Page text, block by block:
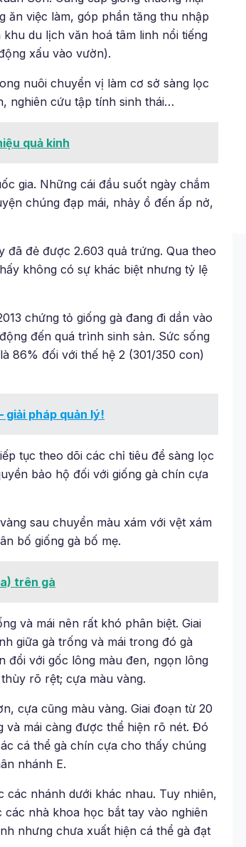
ăn việc làm, góp phần tăng thu nhập
du lịch văn hoá tâm linh nổi tiếng
xấu vào vườn).
nuôi chuyển vị làm cơ sở sàng lọc
nghiên cứu tập tính sinh thái…
quả kinh
gia. Những cái đầu suốt ngày chắm
chúng đạp mái, nhảy ổ đến ấp nở,
đã đẻ được 2.603 quả trứng. Qua theo
không có sự khác biệt nhưng tỷ lệ
chứng tỏ giống gà đang đi dần vào
đến quá trình sinh sản. Sức sống
86% đối với thế hệ 2 (301/350 con)
giải pháp quản lý!
tục theo dõi các chỉ tiêu để sàng lọc
bảo hộ đối với giống gà chín cựa
sau chuyển màu xám với vệt xám
bố giống gà bố mẹ.
trên gà
và mái nên rất khó phân biệt. Giai
giữa gà trống và mái trong đó gà
đổi với gốc lông màu đen, ngọn lông
rõ rệt; cựa màu vàng.
cựa cũng màu vàng. Giai đoạn từ 20
và mái càng được thể hiện rõ nét. Đó
cá thể gà chín cựa cho thấy chúng
nhánh E.
nhánh dưới khác nhau. Tuy nhiên,
nhà khoa học bắt tay vào nghiên
nhưng chưa xuất hiện cá thể gà đạt